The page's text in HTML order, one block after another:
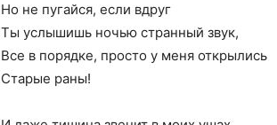
Но не пугайся, если вдруг
Ты услышишь ночью странный звук,
Все в порядке, просто у меня открылись
Старые раны!